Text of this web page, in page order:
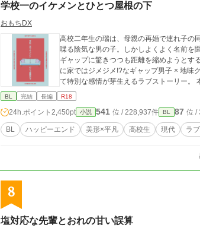
学校一のイケメンとひとつ屋根の下
おもちDX
高校二年生の瑞は、母親の再婚で連れ子の
喋る陰気な男の子。しかしよくよく名前を
ギャップに驚きつつも距離を縮めようとする瑞だが
に家ではジメジメ!?なギャップ男子 × 地味
BL 完結 長編 R18
24h.ポイント 2,450pt 小説 541 位 / 228,937件 BL 87 位 /
BL ハッピーエンド 美形×平凡 高校生 現代 ラ
8
塩対応な先輩とおれの甘い誤算